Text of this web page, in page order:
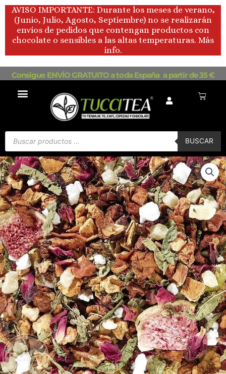
contenido
AVISO IMPORTANTE: Durante los meses de verano,
(Junio, Julio, Agosto, Septiembre) no se realizarán
envíos de pedidos que contengan productos con
chocolate o sensibles a las altas temperaturas. Más
info.
Consigue ENVÍO GRATUITO a toda España a partir de 35 €
Carrito
Búsqueda
productos
BUSCAR